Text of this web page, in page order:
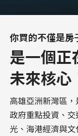
你買的不僅是房
是一個正
未來核心
高雄亞洲新灣區
政府重點投資、
光、海港經濟與